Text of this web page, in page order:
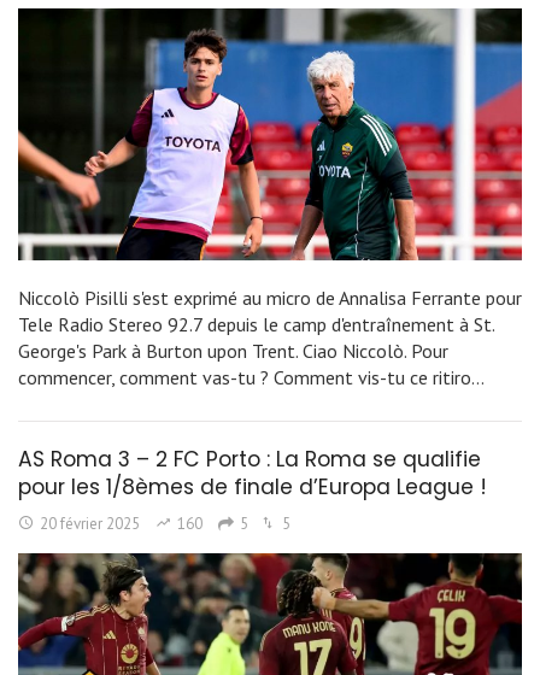
Niccolò Pisilli s'est exprimé au micro de Annalisa Ferrante pour
Tele Radio Stereo 92.7 depuis le camp d'entraînement à St.
George's Park à Burton upon Trent. Ciao Niccolò. Pour
commencer, comment vas-tu ? Comment vis-tu ce ritiro…
AS Roma 3 – 2 FC Porto : La Roma se qualifie
pour les 1/8èmes de finale d’Europa League !
20 février 2025 160 5 5